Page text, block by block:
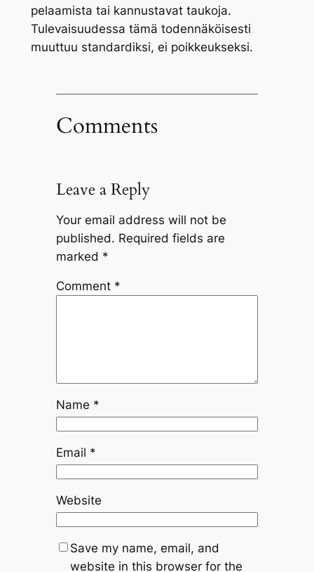
pelaamista tai kannustavat taukoja.
Tulevaisuudessa tämä todennäköisesti
muuttuu standardiksi, ei poikkeukseksi.
Comments
Leave a Reply
Your email address will not be
published. Required fields are
marked *
Comment *
Name *
Email *
Website
Save my name, email, and
website in this browser for the